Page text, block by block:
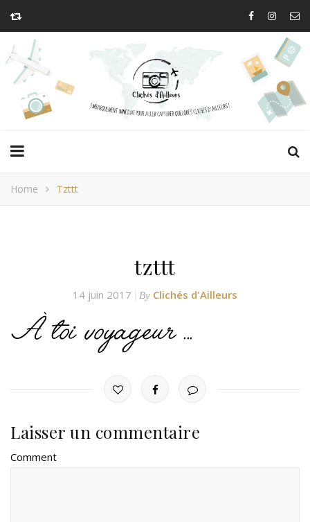
Home Tzttt
tzttt
14 juin 2017 By Clichés d'Ailleurs
Laisser un commentaire
Comment